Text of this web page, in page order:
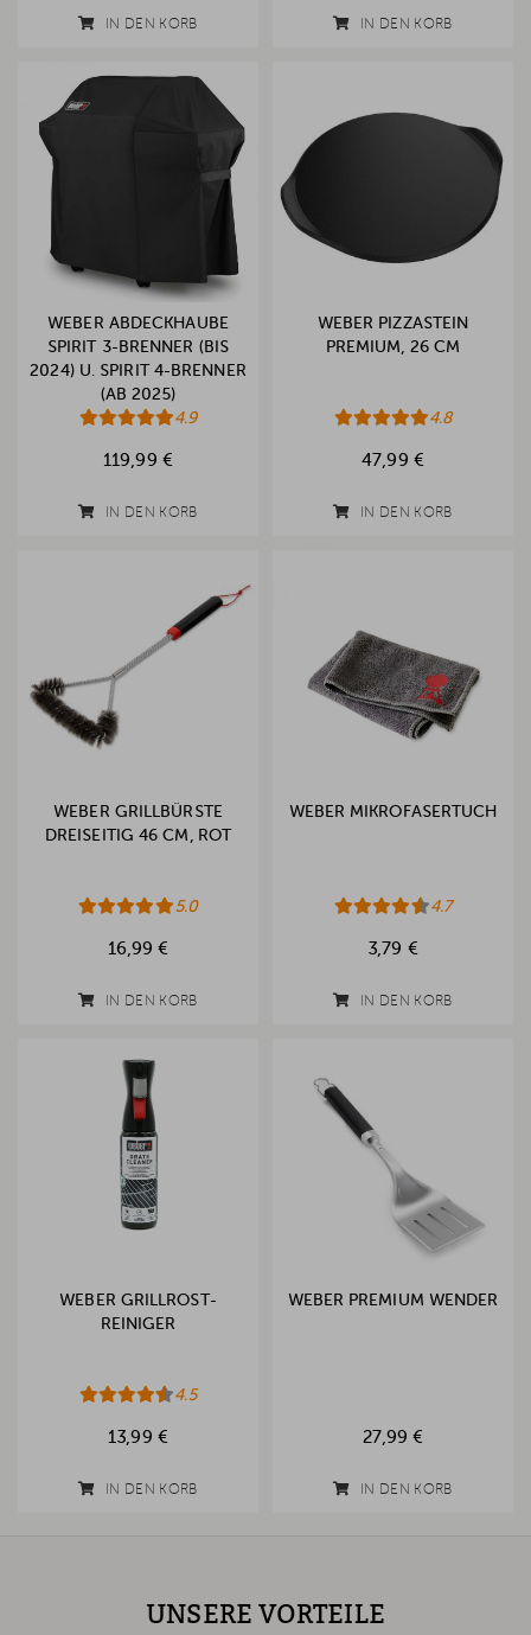
IN DEN KORB IN DEN KORB
WEBER ABDECKHAUBE
SPIRIT 3-BRENNER (BIS
2024) U. SPIRIT 4-BRENNER
(AB 2025)
4.9
119,99 €
IN DEN KORB
WEBER PIZZASTEIN
PREMIUM, 26 CM
4.8
47,99 €
IN DEN KORB
WEBER GRILLBÜRSTE
DREISEITIG 46 CM, ROT
5.0
16,99 €
IN DEN KORB
WEBER MIKROFASERTUCH
4.7
3,79 €
IN DEN KORB
WEBER GRILLROST-
REINIGER
4.5
13,99 €
IN DEN KORB
WEBER PREMIUM WENDER
27,99 €
IN DEN KORB
UNSERE VORTEILE